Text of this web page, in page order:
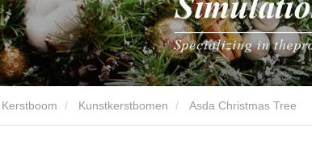
Kerstboom Kunstkerstbomen Asda Christmas Tree